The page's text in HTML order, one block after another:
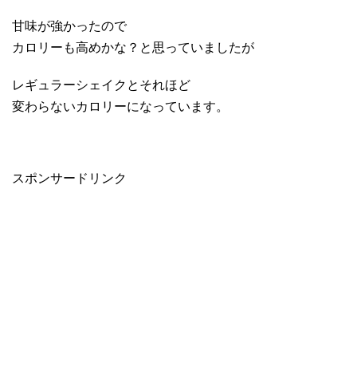
甘味が強かったので
カロリーも高めかな？と思っていましたが
レギュラーシェイクとそれほど
変わらないカロリーになっています。
スポンサードリンク